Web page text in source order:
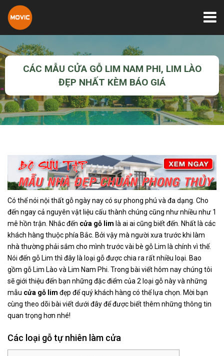
CÁC MẪU CỬA GỖ LIM NAM PHI, LIM LÀO
ĐẸP NHẤT KÈM BÁO GIÁ
Có thể nói nội thất gỗ ngày nay có sự phong phú và đa dạng. Cho
đến ngay cả nguyên vật liệu cấu thành chúng cũng như nhiều như 1
mê hồn trận. Nhắc đến cửa gỗ lim là ai ai cũng biết đến. Nhất là các
khách hàng thuộc phía Bắc. Bởi vậy mà người xưa trước khi làm
nhà thường phải sắm cho mình trước vài bè gỗ Lim là chính vì thế.
Nói đến gỗ Lim thì đây là loại gỗ được chia ra rất nhiều loại. Bao
gồm gỗ Lim Lào và Lim Nam Phi. Trong bài viết hôm nay chúng tôi
sẽ giới thiệu đến bạn những đặc điểm của 2 loại gỗ này và những
mẫu cửa gỗ lim đẹp để quý khách hàng có thể lựa chọn. Mời bạn
cùng theo dõi bài viết dưới đây để được biết thêm những thông tin
quan trọng hơn nhé!
Các loại gỗ tự nhiên làm cửa